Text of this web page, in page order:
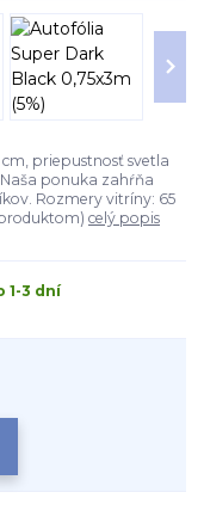
priepustnosť svetla
Naša ponuka zahŕňa
Rozmery vitríny: 65
celý popis
1-3 dní